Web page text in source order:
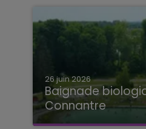
26 juin 2026
Baignade
Connantre
Baignade biologique